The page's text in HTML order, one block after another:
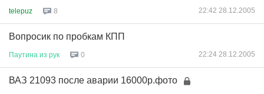
telepuz 8 22:42 28.12.2005
Вопросик по пробкам КПП
Паутина из рук 0 22:24 28.12.2005
ВАЗ 21093 после аварии 16000р.фото